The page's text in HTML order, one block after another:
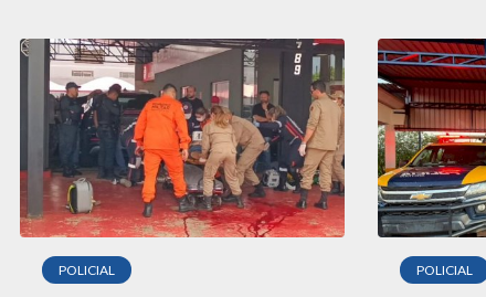
POLICIAL POLICIAL